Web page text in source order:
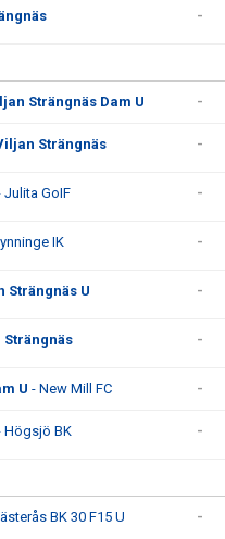
-
Strängnäs Dam U -
Strängnäs -
Julita GoIF -
IK -
Strängnäs U -
Strängnäs -
U - New Mill FC -
Högsjö BK -
BK 30 F15 U -